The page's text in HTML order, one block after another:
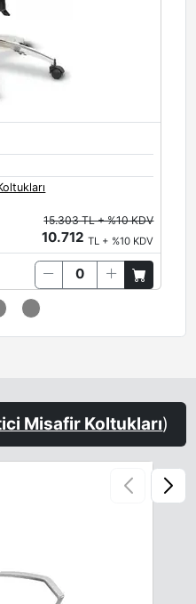
Toskano 2307
15.303 TL + %10 KDV
10.712TL + %10 KDV
Misafir Koltukları)